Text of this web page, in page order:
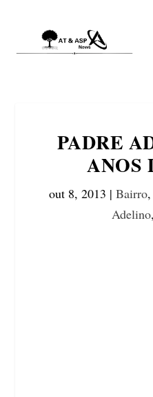
PADRE
ANOS
out 8, 2013 | Bairro,
Adelino,